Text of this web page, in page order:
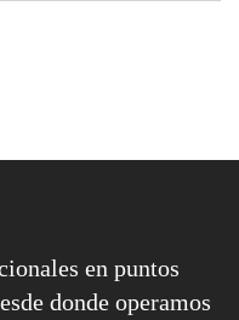
en puntos
donde operamos